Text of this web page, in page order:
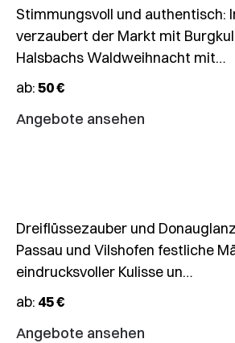
Stimmungsvoll und authentisch:
verzaubert der Markt mit
Halsbachs Waldweihnacht mit…
ab:50 €
Angebote ansehen
29.11.2026
🎄
Weihnachtsmärkte
Passau
Dreiflüssezauber und
Passau und Vilshofen festliche
eindrucksvoller Kulisse un…
ab: 45 €
Angebote ansehen
29.11.2026
🎄
Weihnachtsmärkte
Ingolstadt